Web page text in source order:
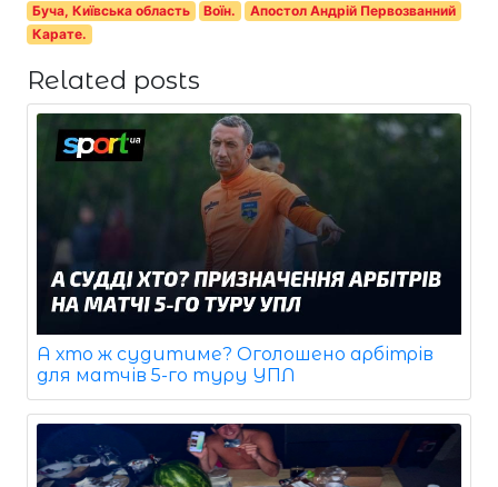
Буча, Київська область
Воїн.
Апостол Андрій Первозванний
Карате.
Related posts
А хто ж судитиме? Оголошено арбітрів
для матчів 5-го туру УПЛ